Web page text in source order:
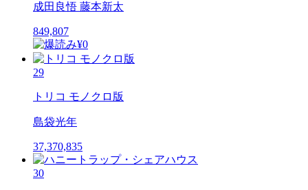
成田良悟 藤本新太
849,807
29
トリコ モノクロ版
島袋光年
37,370,835
30